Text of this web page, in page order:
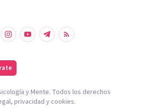
y Mente. Todos los derechos
, privacidad y cookies.